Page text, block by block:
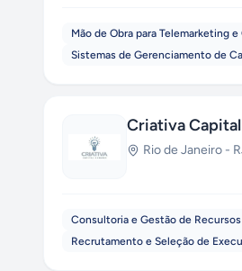
Mão de Obra para Telemarketing
Sistemas de Gerenciamento de
Criativa
Rio de Janeiro -
Consultoria e Gestão de
Recrutamento e Seleção de